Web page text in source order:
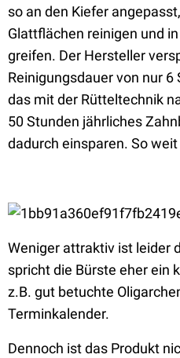
so an den Kiefer
Glattflächen reinigen und
greifen. Der Hersteller
Reinigungsdauer von nur 6
das mit der Rütteltechnik
50 Stunden jährliches
dadurch einsparen. So
Weniger attraktiv ist leider
spricht die Bürste eher ein
z.B. gut betuchte
Terminkalender.
Dennoch ist das Produkt